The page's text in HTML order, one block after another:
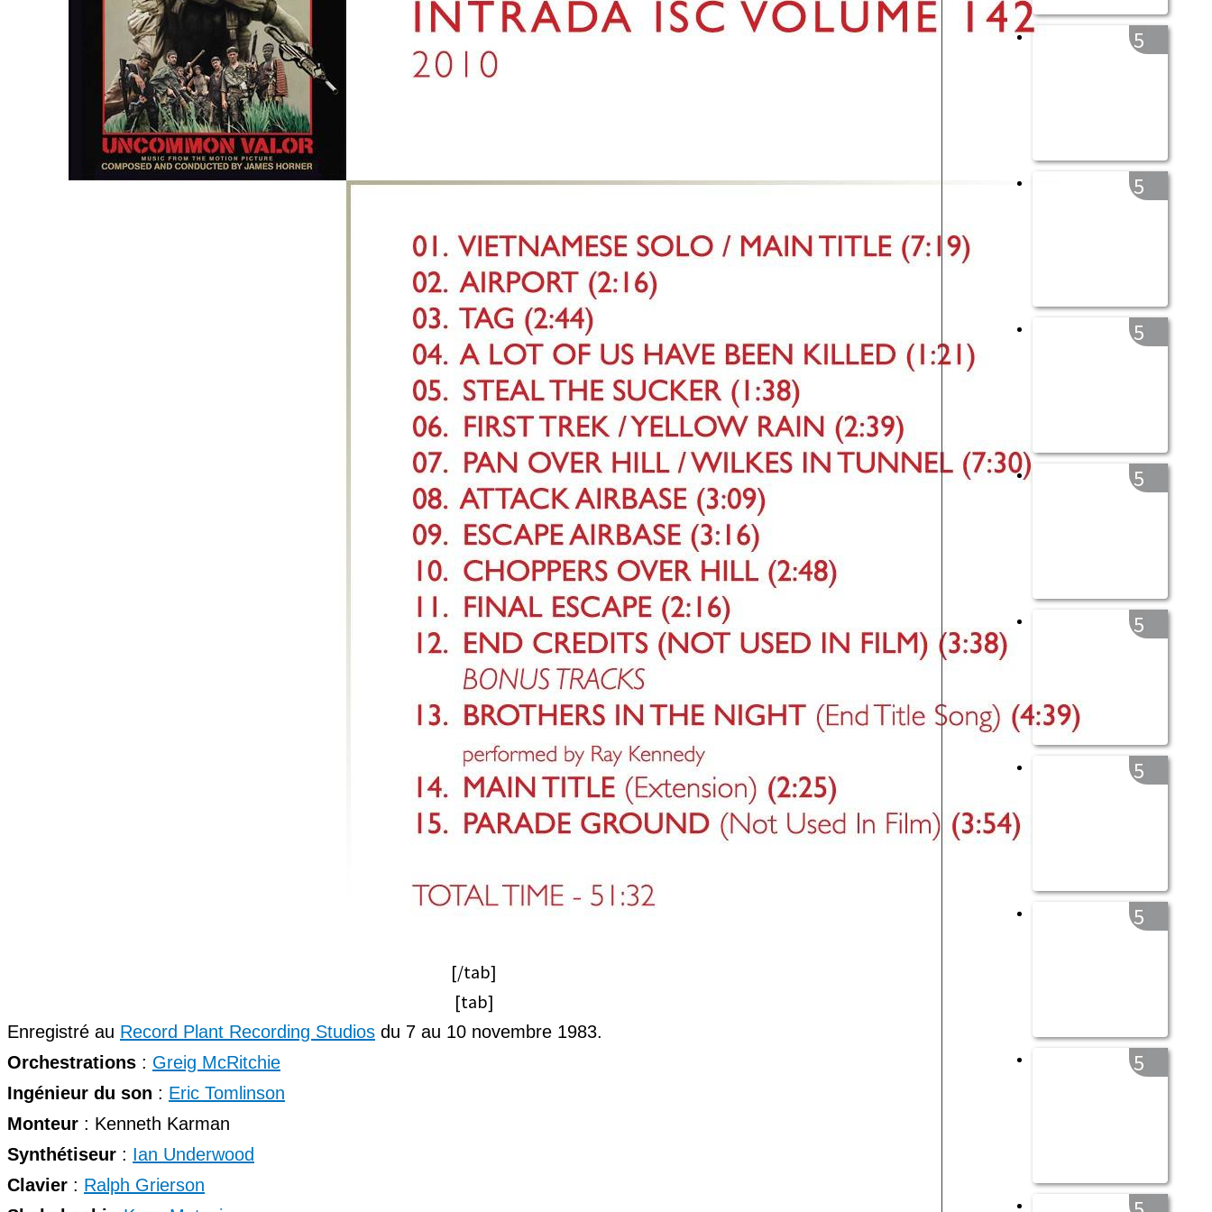
[/tab]
[tab]
Enregistré au Record Plant Recording Studios du 7 au 10 novembre 1983.
Orchestrations : Greig McRitchie
Ingénieur du son : Eric Tomlinson
Monteur : Kenneth Karman
Synthétiseur : Ian Underwood
Clavier : Ralph Grierson
5
5
5
5
5
5
5
5